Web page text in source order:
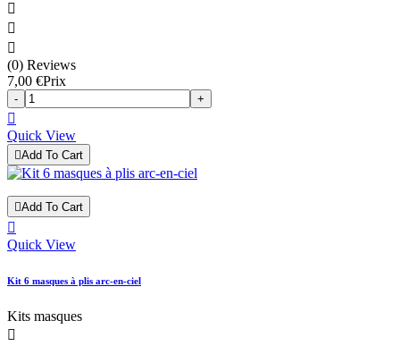



(0) Reviews
7,00 €Prix
- +

Quick View
Add To Cart
Add To Cart

Quick View
Kit 6 masques à plis arc-en-ciel
Kits masques
